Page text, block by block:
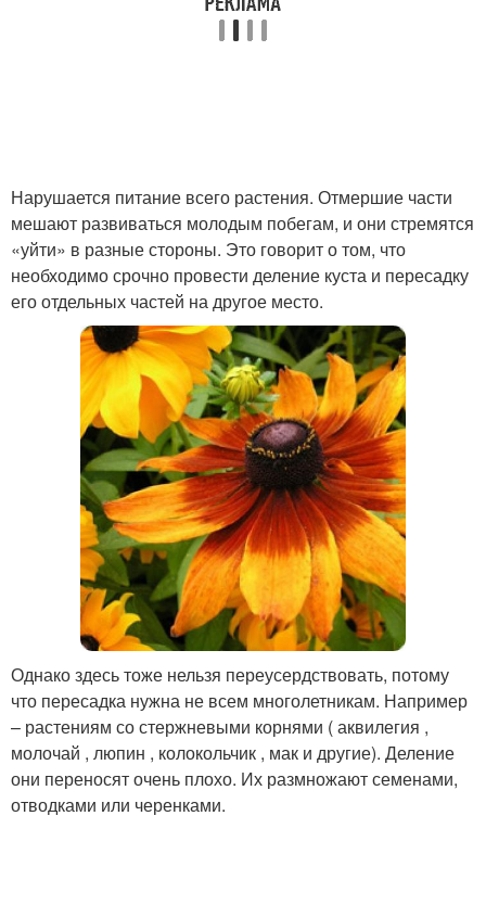
Нарушается питание всего растения. Отмершие части
мешают развиваться молодым побегам, и они стремятся
«уйти» в разные стороны. Это говорит о том, что
необходимо срочно провести деление куста и пересадку
его отдельных частей на другое место.
Однако здесь тоже нельзя переусердствовать, потому
что пересадка нужна не всем многолетникам. Например
– растениям со стержневыми корнями ( аквилегия ,
молочай , люпин , колокольчик , мак и другие). Деление
они переносят очень плохо. Их размножают семенами,
отводками или черенками.